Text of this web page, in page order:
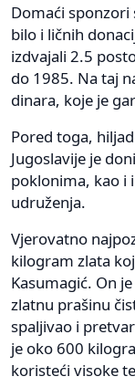
Domaći
bilo i ličnih
izdvajali 2.5
do 1985. Na taj
dinara, koje je
Pored toga,
Jugoslavije je
poklonima, kao i
udruženja.
Vjerovatno
kilogram zlata
Kasumagić. On
zlatnu prašinu
spaljivao i
je oko 600
koristeći visoke